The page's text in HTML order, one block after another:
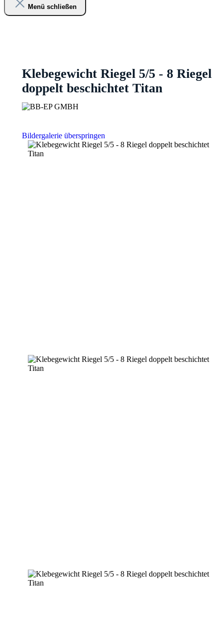
Menü schließen
Klebegewicht Riegel 5/5 - 8 Riegel
doppelt beschichtet Titan
Bildergalerie überspringen